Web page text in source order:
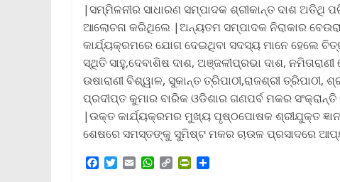
|ସମ୍ମିଳନୀର ସାଧାରଣ ସମ୍ପାଦକ ଶ୍ରୀକାନ୍ତ ଦାଶ
ଆଲୋଚନା କରିଥିଲେ |ଅନ୍ୟତମ ସମ୍ପାଦକ ନିରାକାର
କାର୍ଯ୍ୟକ୍ରମରେ ଯୋଗ ଦେଇଥିବା ସଦସ୍ୟ ମାନେ ହେଲେ
ସ୍ଥିତି ସାହୁ,ଦେବାଶିଷ ଦାଶ, ଅଞ୍ଜଳୀପ୍ରଭା ଦାଶ, ନମିତାରାଣୀ
ଉଷାରାଣୀ ବିଶ୍ୱାଳ, ସୁକାନ୍ତ ତ୍ରିପାଠୀ,ରାଜଶ୍ରୀ
ପ୍ରଦୀପ୍ତ କୁମାର ବାରିକ ଓଡିଶାର ଗଣପର୍ବ ମକର
|ଉକ୍ତ କାର୍ଯ୍ୟକ୍ରମର ମୁଖ୍ୟ ପୃଷ୍ଠପୋଷକ ଶ୍ରୀଯୁକ୍ତ
ଶେଷରେ ସମସ୍ତଙ୍କୁ ସୁମିଷ୍ଟ ମକର ଚାଉଳ ପ୍ରସାଦରେ
T
E
W
C
P